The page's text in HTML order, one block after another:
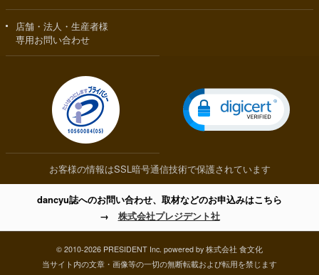
店舗・法人・生産者様
専用お問い合わせ
お客様の情報はSSL暗号通信技術で保護されています
dancyu誌へのお問い合わせ、取材などのお申込みはこちら
→ 株式会社プレジデント社
© 2010-2026 PRESIDENT Inc. powered by 株式会社 食文化
当サイト内の文章・画像等の一切の無断転載および転用を禁じます